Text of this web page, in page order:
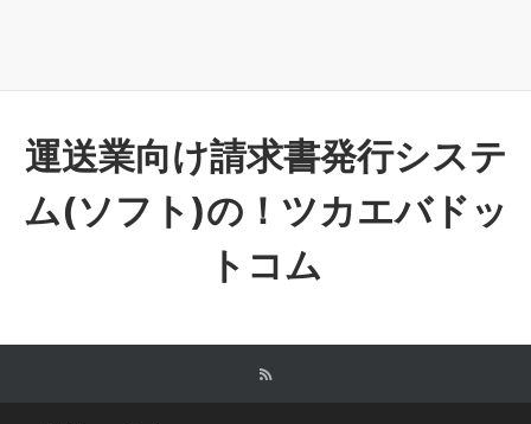
運送業向け請求書発行システ
ム(ソフト)の！ツカエバドッ
トコム